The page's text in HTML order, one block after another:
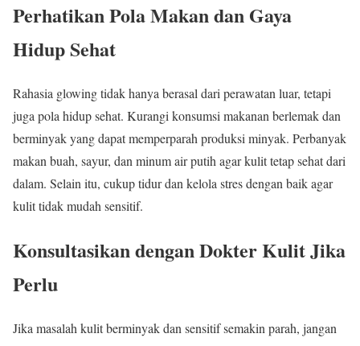
Perhatikan Pola Makan dan Gaya
Hidup Sehat
Rahasia glowing tidak hanya berasal dari perawatan luar, tetapi
juga pola hidup sehat. Kurangi konsumsi makanan berlemak dan
berminyak yang dapat memperparah produksi minyak. Perbanyak
makan buah, sayur, dan minum air putih agar kulit tetap sehat dari
dalam. Selain itu, cukup tidur dan kelola stres dengan baik agar
kulit tidak mudah sensitif.
Konsultasikan dengan Dokter Kulit Jika
Perlu
Jika masalah kulit berminyak dan sensitif semakin parah, jangan